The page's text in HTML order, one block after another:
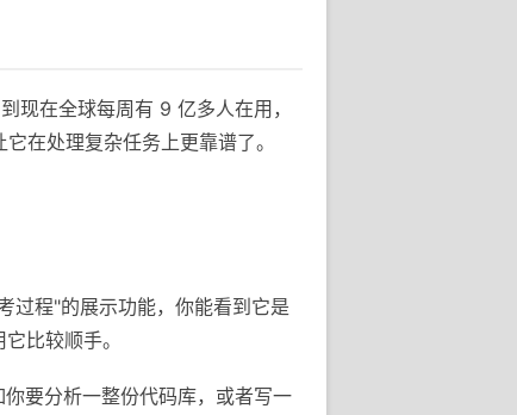
现在全球每周有 9 亿多人在用，
在处理复杂任务上更靠谱了。
程"的展示功能，你能看到它是
比较顺手。
要分析一整份代码库，或者写一